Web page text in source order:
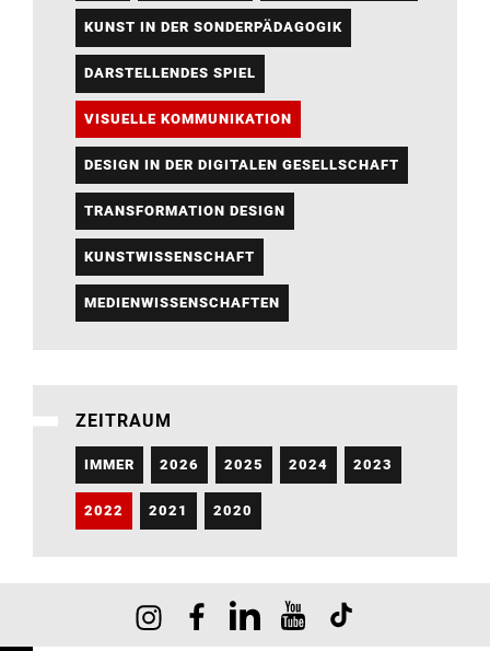
KUNST IN DER SONDERPÄDAGOGIK
DARSTELLENDES SPIEL
VISUELLE KOMMUNIKATION
DESIGN IN DER DIGITALEN GESELLSCHAFT
TRANSFORMATION DESIGN
KUNSTWISSENSCHAFT
MEDIENWISSENSCHAFTEN
ZEITRAUM
IMMER 2026 2025 2024 2023
2022 2021 2020